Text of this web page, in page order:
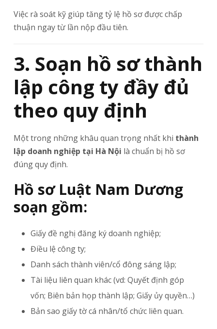
Việc rà soát kỹ giúp tăng tỷ lệ hồ sơ được chấp
thuận ngay từ lần nộp đầu tiên.
3. Soạn hồ sơ thành
lập công ty đầy đủ
theo quy định
Một trong những khâu quan trọng nhất khi thành
lập doanh nghiệp tại Hà Nội là chuẩn bị hồ sơ
đúng quy định.
Hồ sơ Luật Nam Dương
soạn gồm:
Giấy đề nghị đăng ký doanh nghiệp;
Điều lệ công ty;
Danh sách thành viên/cổ đông sáng lập;
Tài liệu liên quan khác (vd: Quyết định góp
vốn; Biên bản họp thành lập; Giấy ủy quyền…)
Bản sao giấy tờ cá nhân/tổ chức liên quan.